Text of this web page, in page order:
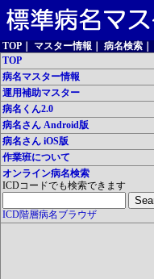
TOP マスター情報 病名検索
TOP
病名マスター情報
運用補助マスター
病名くん2.0
病名さん Android版
病名さん iOS版
作業班について
オンライン病名検索
ICDコードでも検索できます
ICD階層病名ブラウザ